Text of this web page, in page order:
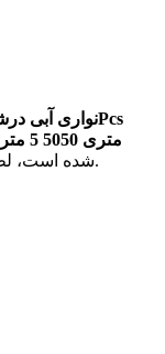
رول 5متری - LED متری 5050 5 متری آبی»
شده است، لطفا آیتم دیگری را نیز جهت مقایسه ثبت نمایید.